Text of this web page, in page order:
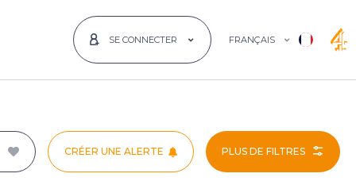
SE CONNECTER FRANÇAIS
CRÉER UNE ALERTE PLUS DE FILTRES